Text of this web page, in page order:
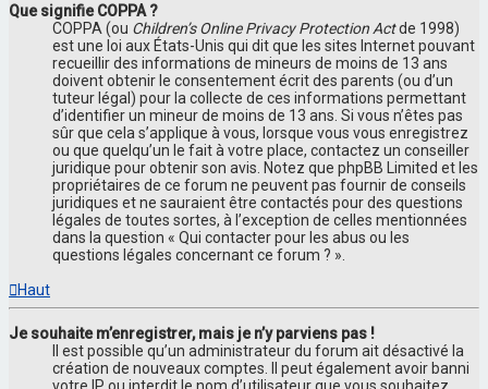
Que signifie COPPA ?
COPPA (ou Children’s Online Privacy Protection Actde 1998)
est une loi aux États-Unis qui dit que les sites Internet pouvant
recueillir des informations de mineurs de moins de 13 ans
doivent obtenir le consentement écrit des parents (ou d’un
tuteur légal) pour la collecte de ces informations permettant
d’identifier un mineur de moins de 13 ans. Si vous n’êtes pas
sûr que cela s’applique à vous, lorsque vous vous enregistrez
ou que quelqu’un le fait à votre place, contactez un conseiller
juridique pour obtenir son avis. Notez que phpBB Limited et les
propriétaires de ce forum ne peuvent pas fournir de conseils
juridiques et ne sauraient être contactés pour des questions
légales de toutes sortes, à l’exception de celles mentionnées
dans la question « Qui contacter pour les abus ou les
questions légales concernant ce forum ? ».
Haut
Je souhaite m’enregistrer, mais je n’y parviens pas !
Il est possible qu’un administrateur du forum ait désactivé la
création de nouveaux comptes. Il peut également avoir banni
votre IP ou interdit le nom d’utilisateur que vous souhaitez